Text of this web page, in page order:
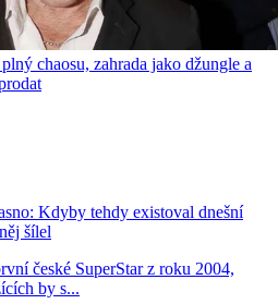
chaosu, zahrada jako džungle a
Kdyby tehdy existoval dnešní
šílel
české SuperStar z roku 2004,
by s...